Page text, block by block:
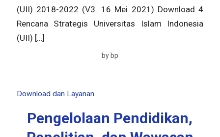
(UII) 2018-2022 (V3. 16 Mei 2021) Download 4
Rencana Strategis Universitas Islam Indonesia
(UII) […]
by bp
Download dan Layanan
Pengelolaan Pendidikan,